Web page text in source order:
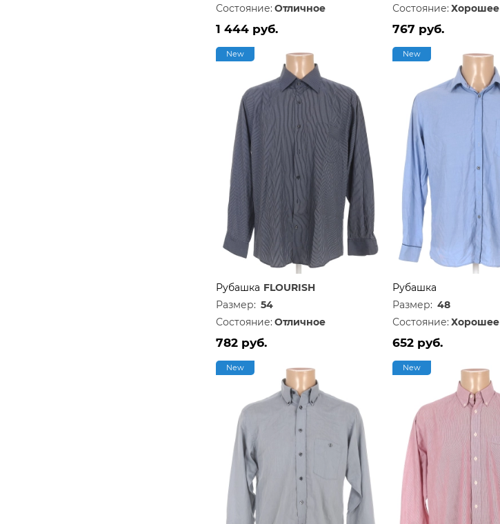
Состояние: Отличное
1 444 руб.
Состояние: Хорошее
767 руб.
New
Рубашка FLOURISH
Размер: 54
Состояние: Отличное
782 руб.
New
Рубашка
Размер: 48
Состояние: Хорошее
652 руб.
New New